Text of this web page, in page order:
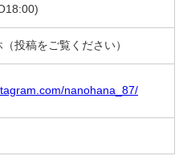
投稿をご覧ください）
nanohana_87/